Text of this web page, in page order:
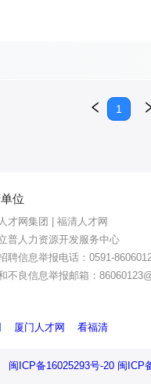
1
位
才网集团 | 福清人才网
普人力资源开发服务中心
聘信息举报电话：0591-
不良信息举报邮箱：
厦门人才网 看福清
闽ICP备16025293号-20 闽ICP